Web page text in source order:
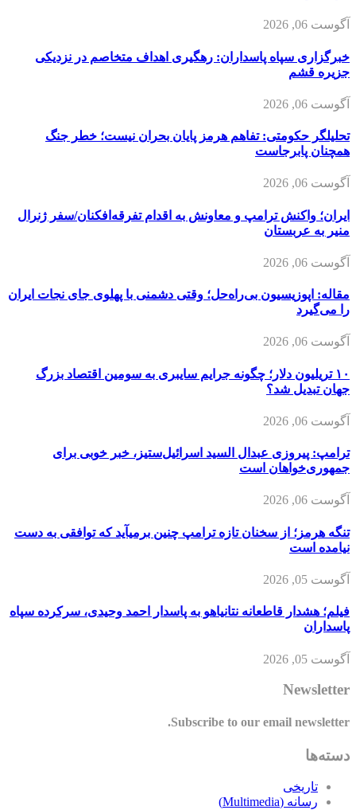
آگوست 06, 2026
خبرگزاری سپاه پاسداران: رهگیری اهداف متخاصم در نزدیکی
جزیره قشم
آگوست 06, 2026
تحلیلگر حکومتی: تفاهم هرمز پایان بحران نیست؛ خطر جنگ
همچنان پابرجاست
آگوست 06, 2026
ایران؛ واکنش ترامپ و معاونش به اقدام تفرقه‌افکنان/سفر ژنرال
منیر به عربستان
آگوست 06, 2026
مقاله: اپوزیسیون بی‌راه‌حل؛ وقتی دشمنی با پهلوی جای نجات ایران
را می‌گیرد
آگوست 06, 2026
۱۰ تریلیون دلار؛ چگونه جرایم سایبری به سومین اقتصاد بزرگ
جهان تبدیل شد؟
آگوست 06, 2026
ترامپ: پیروزی عبدال السید اسرائیل‌ستیز، خبر خوبی برای
جمهوری‌خواهان است
آگوست 06, 2026
تنگه هرمز؛ از سخنان تازه ترامپ چنین برمیآید که توافقی به دست
نیامده است
آگوست 05, 2026
فیلم؛ هشدار قاطعانه نتانیاهو به پاسدار احمد وحیدی، سرکرده سپاه
پاسداران
آگوست 05, 2026
Newsletter
Subscribe to our email newsletter.
دسته‌ها
تاریخی
رسانه (Multimedia)